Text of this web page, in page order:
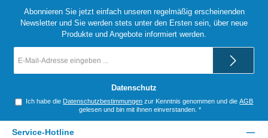
Abonnieren Sie jetzt einfach unseren regelmäßig erscheinenden
Newsletter und Sie werden stets unter den Ersten sein, über neue
Produkte und Angebote informiert werden.
Mail-
Datenschutz
Ich habe die Datenschutzbestimmungen zur Kenntnis genommen und dieAGB
gelesen und bin mit ihnen einverstanden. *
Service-Hotline